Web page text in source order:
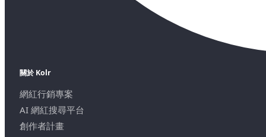
關於 Kolr
網紅行銷專案
AI 網紅搜尋平台
創作者計畫